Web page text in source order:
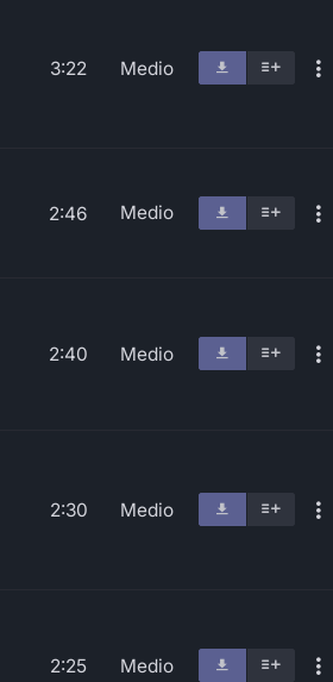
3:22 Medio
2:46 Medio
2:40 Medio
2:30 Medio
2:25 Medio